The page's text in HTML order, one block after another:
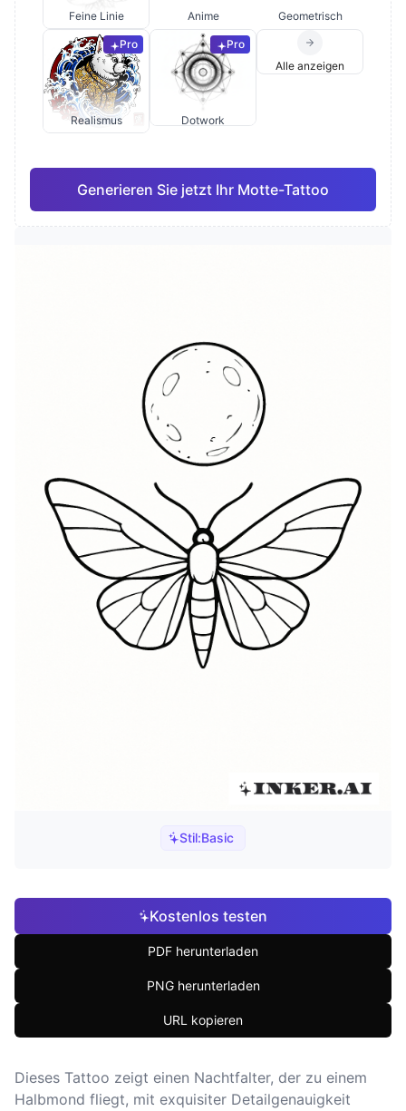
Stil:Basic
Feine Linie Anime Geometrisch
Pro
Realismus
Pro
Dotwork
Alle anzeigen
Generieren Sie jetzt Ihr Motte-Tattoo
Kostenlos testen
PDF herunterladen
PNG herunterladen
URL kopieren
Dieses Tattoo zeigt einen Nachtfalter, der zu einem
Halbmond fliegt, mit exquisiter Detailgenauigkeit